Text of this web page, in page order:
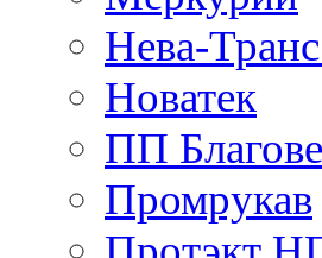
Нева-
Новатек
ПП
Промрукав